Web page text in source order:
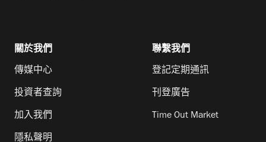
關於我們
傳媒中心
投資者查詢
加入我們
隱私聲明
聯繫我們
登記定期通訊
刊登廣告
Time Out Market